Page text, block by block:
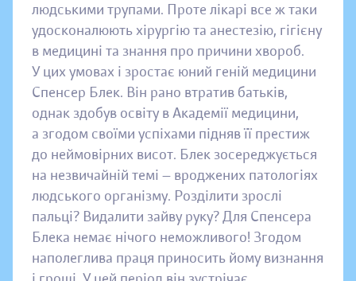
людськими трупами. Проте лікарі все ж таки
удосконалюють хірургію та анестезію, гігієну
в медицині та знання про причини хвороб.
У цих умовах і зростає юний геній медицини
Спенсер Блек. Він рано втратив батьків,
однак здобув освіту в Академії медицини,
а згодом своїми успіхами підняв її престиж
до неймовірних висот. Блек зосереджується
на незвичайній темі — вроджених патологіях
людського організму. Розділити зрослі
пальці? Видалити зайву руку? Для Спенсера
Блека немає нічого неможливого! Згодом
наполеглива праця приносить йому визнання